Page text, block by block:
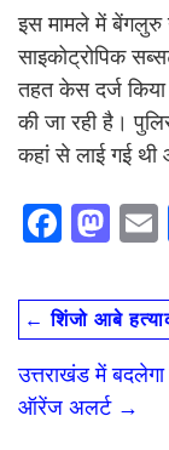
इस मामले में बेंगलुरु
साइकोट्रोपिक
तहत केस दर्ज
की जा रही है।
कहां से लाई गई थी
F
e
b
o
o
M
to
d
o
n
l
← शिंजो आबे
उत्तराखंड में
ऑरेंज अलर्ट →